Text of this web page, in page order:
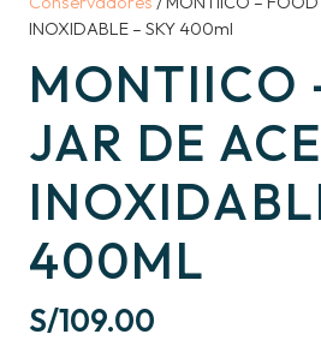
INOXIDABLE – SKY 400ml
MONTIICO
JAR DE
400ML
S/109.00